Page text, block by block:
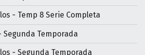
- Temp 8 Serie Completa
Segunda Temporada
- Segunda Temporada